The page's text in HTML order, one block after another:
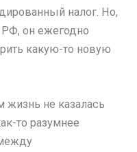
налог. Но,
он ежегодно
какую-то новую
жизнь не казалась
то разумнее